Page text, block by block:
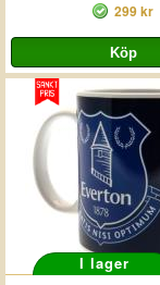
299 kr
I lager